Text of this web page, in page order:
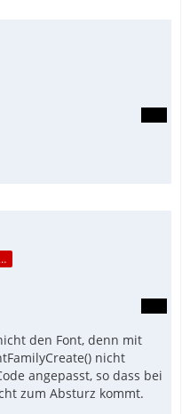
Auch am Arsch geht ein Weg vorbei...
den Font, denn mit
nicht
angepasst, so dass bei
zum Absturz kommt.